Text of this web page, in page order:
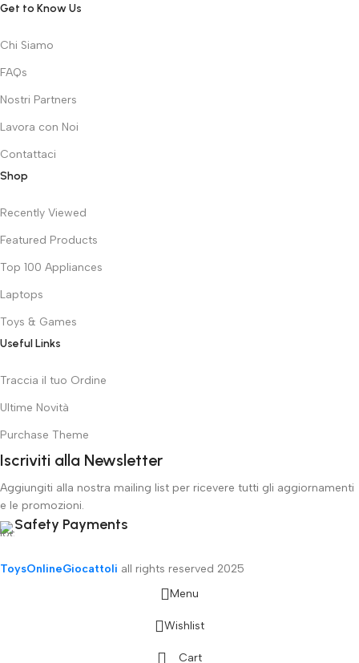
Get to Know Us
Chi Siamo
FAQs
Nostri Partners
Lavora con Noi
Contattaci
Shop
Recently Viewed
Featured Products
Top 100 Appliances
Laptops
Toys & Games
Useful Links
Traccia il tuo Ordine
Ultime Novità
Purchase Theme
Iscriviti alla Newsletter
Aggiungiti alla nostra mailing list per ricevere tutti gli aggiornamenti
e le promozioni.
Safety Payments
ToysOnlineGiocattoli all rights reserved 2025
Menu
Wishlist
Cart